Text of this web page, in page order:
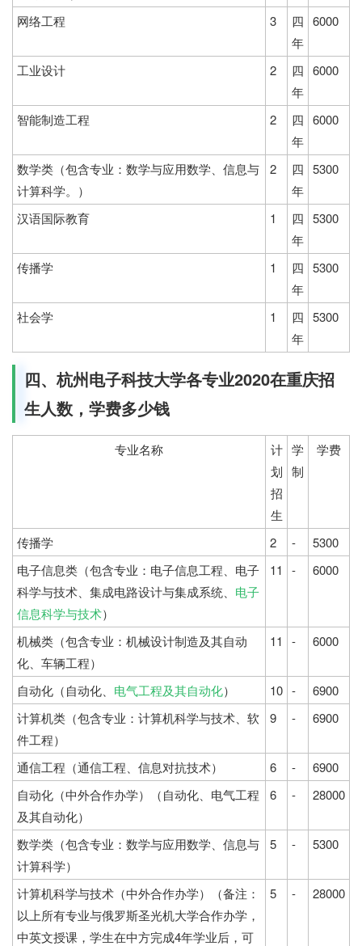
网络工程
3
四
年
6000
工业设计 2
四
年
6000
智能制造工程 2
四
年
6000
数学类（包含专业：数学与应用数学、信息与
计算科学。）
2
四
年
5300
汉语国际教育 1
四
年
5300
传播学 1
四
年
5300
社会学 1
四
年
5300
四、杭州电子科技大学各专业2020在重庆招
生人数，学费多少钱
专业名称
计
划
招
生
学
制
学费
传播学 2 -
5300
电子信息类（包含专业：电子信息工程、电子
科学与技术、集成电路设计与集成系统、 电子
信息科学与技术）
11 - 6000
机械类（包含专业：机械设计制造及其自动
化、车辆工程）
11 - 6000
自动化（自动化、 电气工程及其自动化） 10 -
6900
计算机类（包含专业：计算机科学与技术、软
件工程）
9 - 6900
通信工程（通信工程、信息对抗技术） 6 -
6900
自动化（中外合作办学）（自动化、电气工程
及其自动化）
6 - 28000
数学类（包含专业：数学与应用数学、信息与
计算科学）
5 - 5300
计算机科学与技术（中外合作办学）（备注：
以上所有专业与俄罗斯圣光机大学合作办学，
中英文授课，学生在中方完成4年学业后，可
5 - 28000